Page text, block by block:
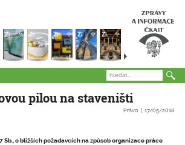
pilou na staveništi
17/05/2018
Právo
Sb., o bližších požadavcích na způsob organizace práce